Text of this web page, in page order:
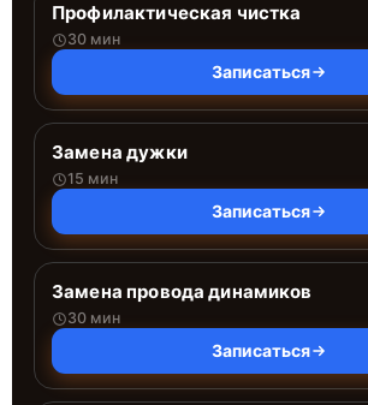
Профилактическая чистка
30 мин
Записаться
Замена дужки
15 мин
Записаться
Замена провода динамиков
30 мин
Записаться